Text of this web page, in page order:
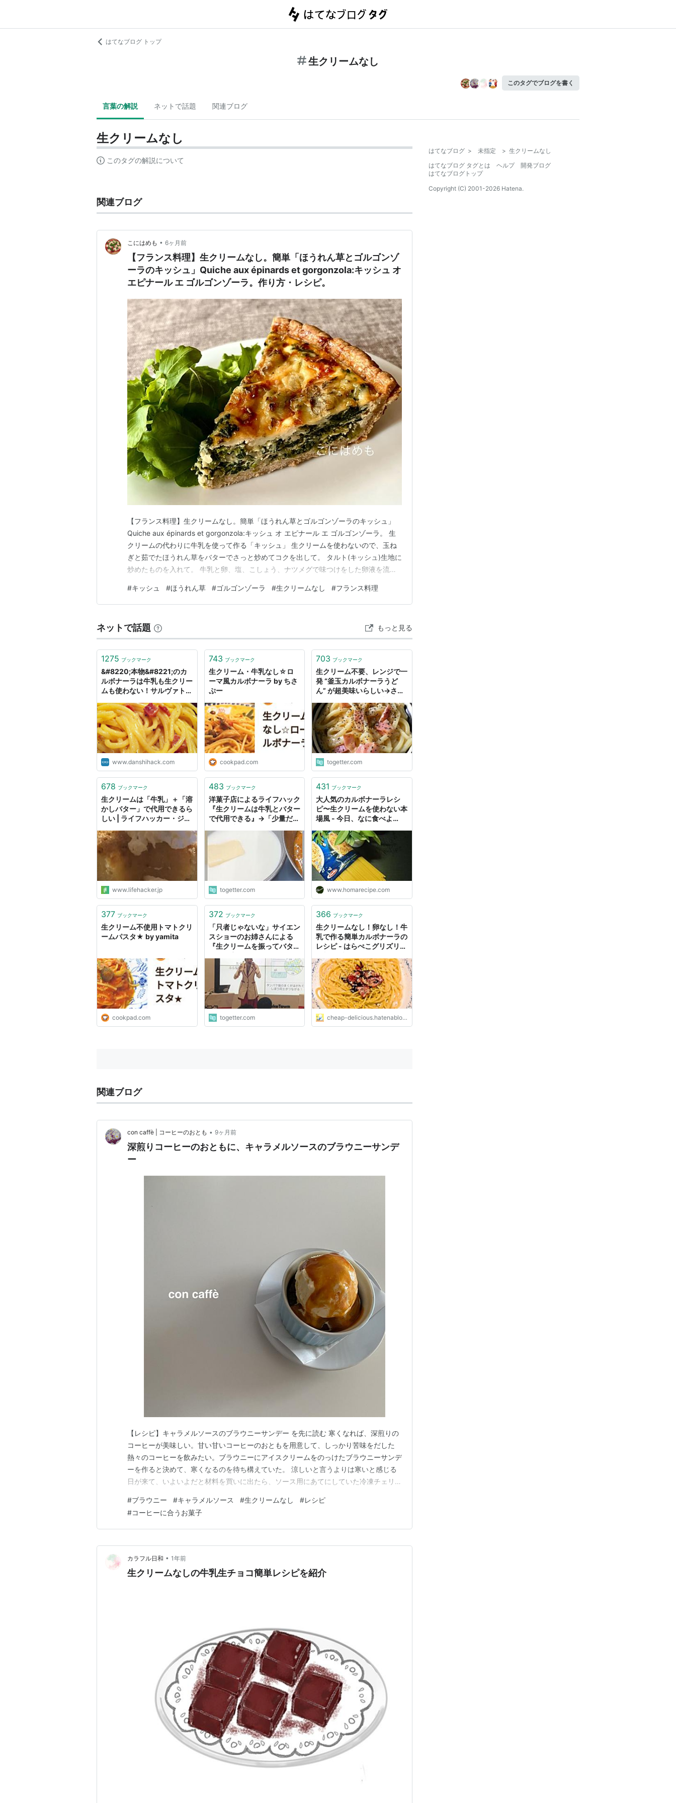
はてなブログ トップ
生クリームなし
このタグでブログを書く
言葉の解説 ネットで話題 関連ブログ
生クリームなし
このタグの解説について
関連ブログ
こにはめも • 6ヶ月前
【フランス料理】生クリームなし。簡単「ほうれん草とゴルゴンゾ
ーラのキッシュ」Quiche aux épinards et gorgonzola:キッシュ オ
エピナール エ ゴルゴンゾーラ。作り方・レシピ。
【フランス料理】生クリームなし。簡単「ほうれん草とゴルゴンゾーラのキッシュ」
Quiche aux épinards et gorgonzola:キッシュ オ エピナール エ ゴルゴンゾーラ。 生
クリームの代わりに牛乳を使って作る「キッシュ」 生クリームを使わないので、玉ね
ぎと茹でたほうれん草をバターでさっと炒めてコクを出して。 タルト(キッシュ)生地に
炒めたものを入れて。 牛乳と卵、塩、こしょう、ナツメグで味つけをした卵液を流し
et gorgonzola:キッシュ オ エピナール エ ゴルゴンゾー…
#キッシュ #ほうれん草 #ゴルゴンゾーラ #生クリームなし #フランス料理
ネットで話題 もっと見る
1275 ブックマーク
&#8220;本物&#8221;のカ
ルボナーラは牛乳も生クリー
ムも使わない！サルヴァトー
ーラの作り方｜男子ハック
www.danshihack.com
743 ブックマーク
生クリーム・牛乳なし☆ロ
ーマ風カルボナーラ by ちさ
ぷー
cookpad.com
703 ブックマーク
生クリーム不要、レンジで一
発 “釜玉カルボナーラうど
ん” が超美味いらしい→さっ
の夜明けや」
togetter.com
678 ブックマーク
生クリームは「牛乳」＋「溶
かしバター」で代用できるら
しい | ライフハッカー・ジャ
www.lifehacker.jp
483 ブックマーク
洋菓子店によるライフハック
『生クリームは牛乳とバター
で代用できる』→「少量だけ
ういう情報よ、我々が求めて
いたのは！」
togetter.com
431 ブックマーク
大人気のカルボナーラレシ
ピ〜生クリームを使わない本
場風 - 今日、なに食べよ
www.homarecipe.com
377 ブックマーク
生クリーム不使用トマトクリ
ームパスタ★ by yamita
cookpad.com
372 ブックマーク
「只者じゃないな」サイエン
スショーのお姉さんによる
『生クリームを振ってバター
てる
togetter.com
366 ブックマーク
生クリームなし！卵なし！牛
乳で作る簡単カルボナーラの
レシピ - はらぺこグリズリー
cheap-delicious.hatenablog.com
関連ブログ
con caffè | コーヒーのおとも • 9ヶ月前
深煎りコーヒーのおともに、キャラメルソースのブラウニーサンデ
ー
【レシピ】キャラメルソースのブラウニーサンデー を先に読む 寒くなれば、深煎りの
コーヒーが美味しい。甘い甘いコーヒーのおともを用意して、しっかり苦味をだした
熱々のコーヒーを飲みたい。ブラウニーにアイスクリームをのっけたブラウニーサンデ
ーを作ると決めて、寒くなるのを待ち構えていた。 涼しいと言うよりは寒いと感じる
日が来て、いよいよだと材料を買いに出たら、ソース用にあてにしていた冷凍チェリー
る。 入手できた頃はブラウニーにチェリーソースをかけて食べたいなんて思わなかっ
たんだ。しかたない。キャラメルソースに予定変更だ。キャラ…
#ブラウニー #キャラメルソース #生クリームなし #レシピ
#コーヒーに合うお菓子
カラフル日和 • 1年前
生クリームなしの牛乳生チョコ簡単レシピを紹介
はてなブログ > 未指定 > 生クリームなし
はてなブログ タグとは
ヘルプ
開発ブログ
はてなブログトップ
Copyright (C) 2001-2026 Hatena.